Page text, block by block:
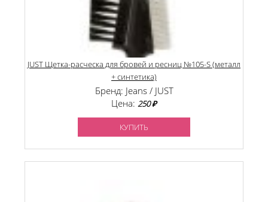
JUST Щетка-расческа для бровей и ресниц №105-S (металл
+ синтетика)
Бренд: Jeans / JUST
Цена: 250 ₽
КУПИТЬ